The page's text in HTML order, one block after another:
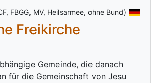
FBGG, MV, Heilsarmee, ohne Bund)
Freikirche
Gemeinde, die danach
für die Gemeinschaft von Jesu